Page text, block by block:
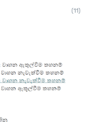
(11)